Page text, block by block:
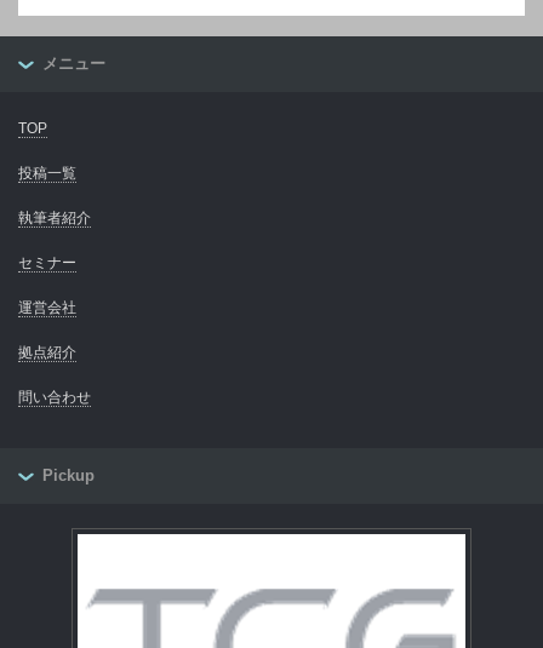
メニュー
TOP
投稿一覧
執筆者紹介
セミナー
運営会社
拠点紹介
問い合わせ
Pickup